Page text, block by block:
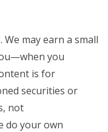
may earn a small
you
is for
securities or
not
do your own